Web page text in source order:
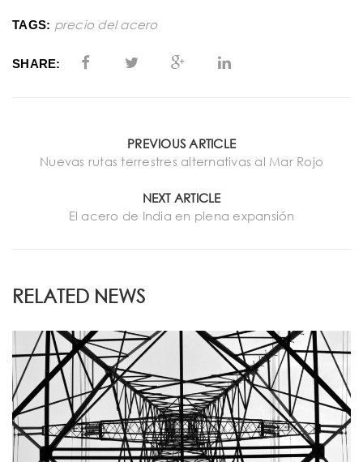
TAGS: precio del acero
SHARE:
PREVIOUS ARTICLE
Nuevas rutas terrestres alternativas al Mar Rojo
NEXT ARTICLE
El acero de India en plena expansión
RELATED NEWS